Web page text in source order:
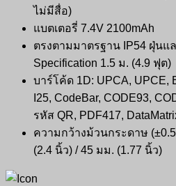
ไม่มีสื่อ)
แบตเตอรี่ 7.4V 2100mAh
ตรงตามมาตรฐาน IP54 ฝุ่นแ
Specification 1.5 ม. (4.9 ฟุต)
บาร์โค้ด 1D: UPCA, UPCE,
I25, CodeBar, CODE93,
รหัส QR, PDF417,
ความกว้างม้วนกระดาษ
(2.4 นิ้ว) / 45 มม. (1.77 นิ้ว)